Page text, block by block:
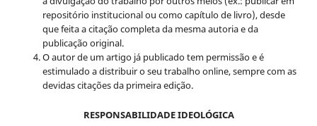
repositório institucional ou como capítulo de livro), desde
que feita a citação completa da mesma autoria e da
publicação original.
O autor de um artigo já publicado tem permissão e é
estimulado a distribuir o seu trabalho online, sempre com as
devidas citações da primeira edição.
RESPONSABILIDADE IDEOLÓGICA